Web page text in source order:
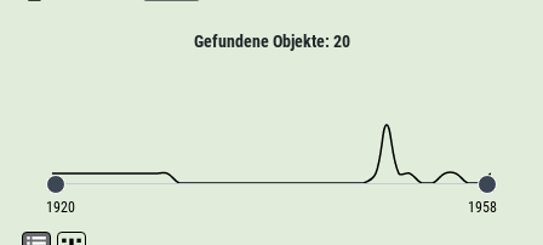
Gefundene Objekte: 20
1920 1958